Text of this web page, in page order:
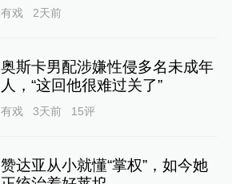
有戏 2天前
奥斯卡男配涉嫌性侵多名未成年
人，“这回他很难过关了”
有戏 3天前 15评
赞达亚从小就懂“掌权”，如今她